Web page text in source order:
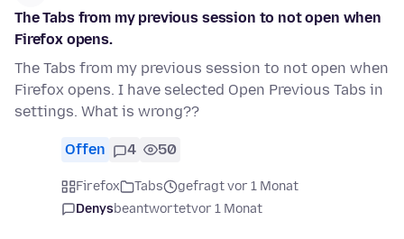
The Tabs from my previous session to not open when
Firefox opens.
The Tabs from my previous session to not open when
Firefox opens. I have selected Open Previous Tabs in
settings. What is wrong??
Offen 4 50
Firefox Tabs
gefragt vor 1 Monat
Denysbeantwortetvor 1 Monat